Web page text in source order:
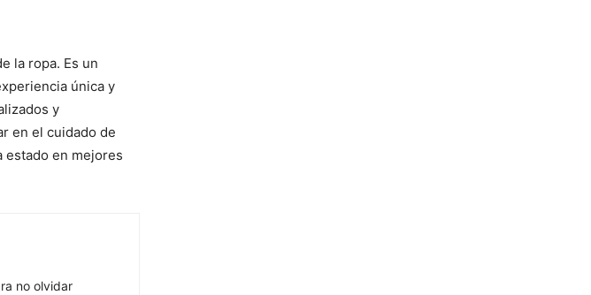
la ropa. Es un
única y
y
en el cuidado de
estado en mejores
no olvidar